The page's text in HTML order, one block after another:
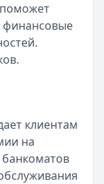
поможет
финансовые
клиентам
на